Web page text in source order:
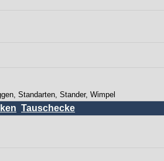
Standarten, Stander, Wimpel
Tauschecke